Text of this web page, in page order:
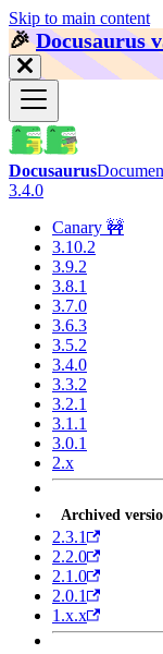
Skip to main content
🎉️Docusaurus
Docusaurus
3.4.0
Canary 🚧
3.10.2
3.9.2
3.8.1
3.7.0
3.6.3
3.5.2
3.4.0
3.3.2
3.2.1
3.1.1
3.0.1
2.x
Archived
2.3.1
2.2.0
2.1.0
2.0.1
1.x.x